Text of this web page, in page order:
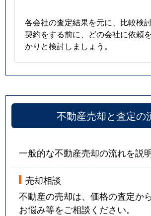
各会社の査定結果を元に、比較検討
契約をする前に、どの会社に依頼
かりと検討しましょう。
不動産売却と査定の
一般的な不動産売却の流れを説
売却相談
不動産の売却は、価格の査定か
お悩み等をご相談ください。